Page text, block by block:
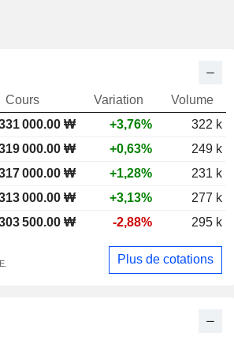
Cours Variation
Volume
000.00 ₩ +3,76%
322 k
000.00 ₩ +0,63%
249 k
000.00 ₩ +1,28%
231 k
000.00 ₩ +3,13%
277 k
500.00 ₩ -2,88% 295 k
Plus de cotations